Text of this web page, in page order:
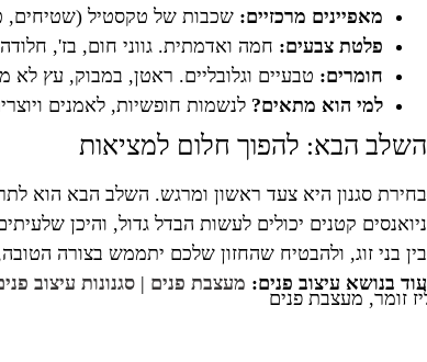
מאפיינים מרכזיים: שכבות של טקסטיל (שטיחים,
פלטת צבעים: חמה ואדמתית. גווני חום, בז',
חומרים: טבעיים וגלובליים. ראטן, במבוק, עץ לא
למי הוא מתאים? לנשמות חופשיות, לאמנים
השלב הבא: להפוך חלום למציאות
בחירת סגנון היא צעד ראשון ומרגש. השלב הבא הוא
ניואנסים קטנים יכולים לעשות הבדל גדול, והיכן
בין בני זוג, ולהבטיח שהחזון שלכם יתממש בצורה
עוד בנושא עיצוב פנים: מעצבת פנים | סגנונות עיצוב